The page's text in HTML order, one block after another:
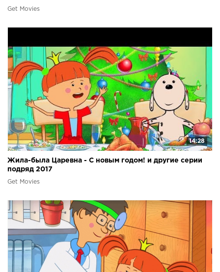
Get Movies
14:28
Жила-была Царевна - С новым годом! и другие серии
подряд 2017
Get Movies